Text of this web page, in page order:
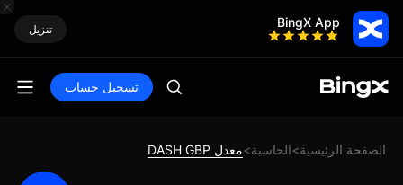
BingX App تنزيل
تسجيل حساب
الصفحة الرئيسية>الحاسبة>معدل DASH GBP